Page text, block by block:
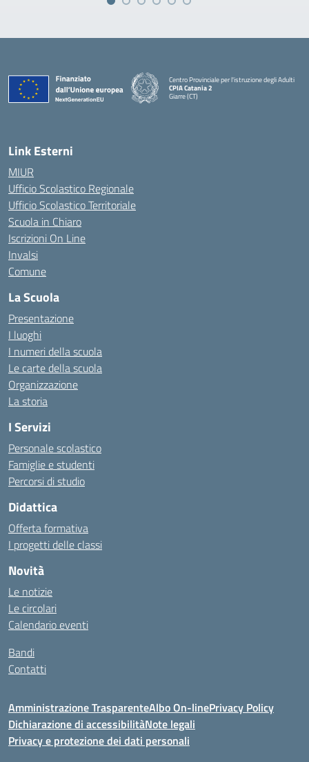
Centro Provinciale per l'istruzione degli Adulti
CPIA Catania 2
Giarre (CT)
Link Esterni
MIUR
Ufficio Scolastico Regionale
Ufficio Scolastico Territoriale
Scuola in Chiaro
Iscrizioni On Line
Invalsi
Comune
La Scuola
Presentazione
I luoghi
I numeri della scuola
Le carte della scuola
Organizzazione
La storia
I Servizi
Personale scolastico
Famiglie e studenti
Percorsi di studio
Didattica
Offerta formativa
I progetti delle classi
Novità
Le notizie
Le circolari
Calendario eventi
Bandi
Contatti
Amministrazione TrasparenteAlbo On-linePrivacy Policy
Dichiarazione di accessibilitàNote legali
Privacy e protezione dei dati personali